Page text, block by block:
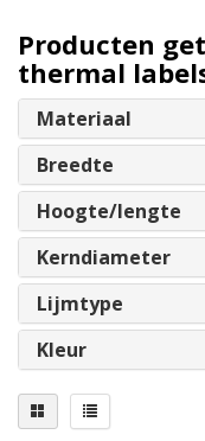
Producten
thermal
Materiaal
Breedte
Hoogte/lengte
Kerndiameter
Lijmtype
Kleur